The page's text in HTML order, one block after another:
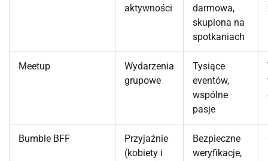
aktywności
darmowa,
skupiona na
spotkaniach
Meetup
Wydarzenia
grupowe
Tysiące
eventów,
wspólne
pasje
Bumble BFF
Przyjaźnie
(kobiety i
Bezpieczne
weryfikacje,